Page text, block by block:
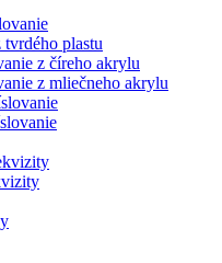
plastu
z číreho akrylu
z mliečneho akrylu